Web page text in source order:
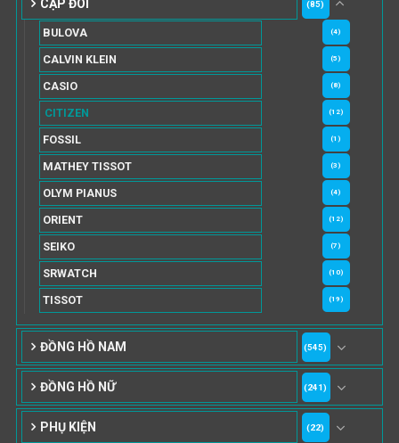
CẶP ĐÔI (85)
BULOVA (4)
CALVIN KLEIN (5)
CASIO (8)
CITIZEN (12)
FOSSIL (1)
MATHEY TISSOT (3)
OLYM PIANUS (4)
ORIENT (12)
SEIKO (7)
SRWATCH (10)
TISSOT (19)
ĐỒNG HỒ NAM (545)
ĐỒNG HỒ NỮ (241)
PHỤ KIỆN (22)